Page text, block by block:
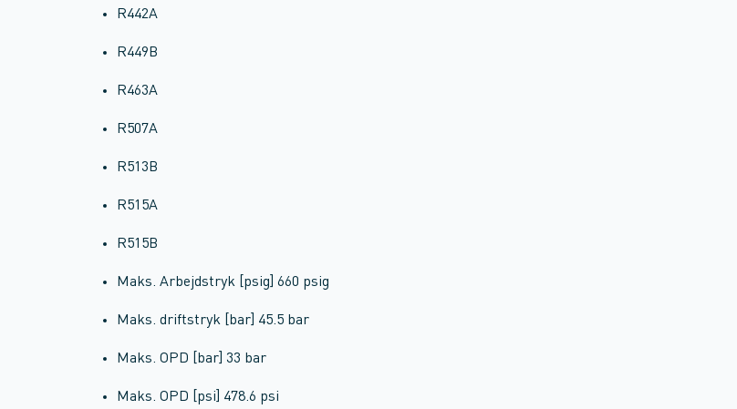
R442A
R449B
R463A
R507A
R513B
R515A
R515B
Maks. Arbejdstryk [psig] 660 psig
Maks. driftstryk [bar] 45.5 bar
Maks. OPD [bar] 33 bar
Maks. OPD [psi] 478.6 psi